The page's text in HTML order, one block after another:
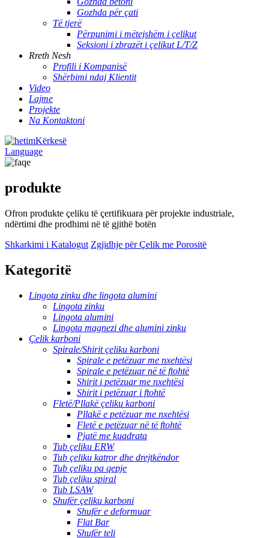
Gozhda për çati
Të tjerë
Përpunimi i mëtejshëm i çelikut
Seksioni i zbrazët i çelikut L/T/Z
Rreth Nesh
Profili i Kompanisë
Shërbimi ndaj Klientit
Video
Lajme
Projekte
Na Kontaktoni
Kërkesë
Language
produkte
Ofron produkte çeliku të çertifikuara për projekte industriale,
ndërtimi dhe prodhimi në të gjithë botën
Shkarkimi i Katalogut Zgjidhje për Çelik me Porositë
Kategoritë
Lingota zinku dhe lingota alumini
Lingota zinku
Lingota alumini
Lingota magnezi dhe alumini zinku
Çelik karboni
Spirale/Shirit çeliku karboni
Spirale e petëzuar me nxehtësi
Spirale e petëzuar në të ftohtë
Shirit i petëzuar me nxehtësi
Shirit i petëzuar i ftohtë
Fletë/Pllakë çeliku karboni
Pllakë e petëzuar me nxehtësi
Fletë e petëzuar në të ftohtë
Pjatë me kuadrata
Tub çeliku ERW
Tub çeliku katror dhe drejtkëndor
Tub çeliku pa qepje
Tub çeliku spiral
Tub LSAW
Shufër çeliku karboni
Shufër e deformuar
Flat Bar
Shufër teli